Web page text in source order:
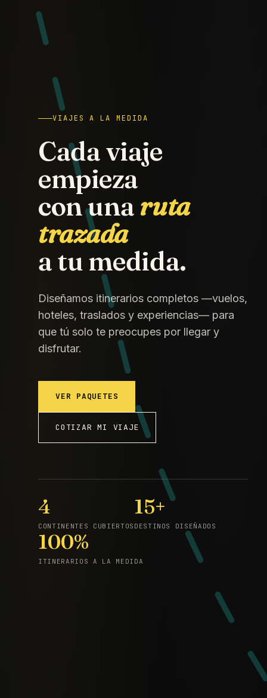
VIAJES A LA MEDIDA
Cada viaje
empieza
con una ruta
trazada
a tu medida.
Diseñamos itinerarios completos —vuelos,
hoteles, traslados y experiencias— para
que tú solo te preocupes por llegar y
disfrutar.
VER PAQUETES
COTIZAR MI VIAJE
4
CONTINENTES CUBIERTOS
15+
DESTINOS DISEÑADOS
100%
ITINERARIOS A LA MEDIDA